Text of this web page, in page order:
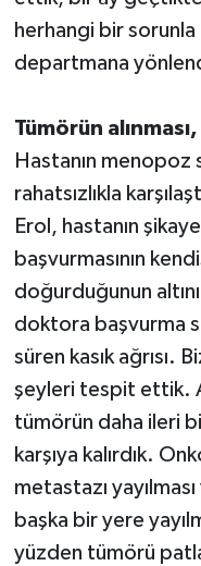
herhangi bir sorunla
departmana
Tümörün
Hastanın
rahatsızlıkla
Erol, hastanın
başvurmasının
doğurduğunun
doktora başvurma
süren kasık ağrısı.
şeyleri tespit ettik.
tümörün daha ileri
karşıya kalırdık.
metastazı
başka bir yere
yüzden tümörü